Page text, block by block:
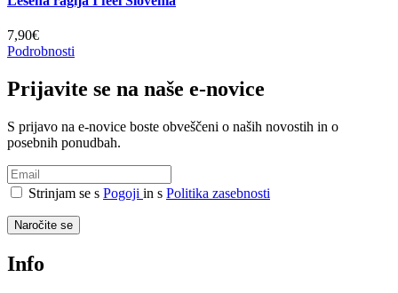
7,90€
Podrobnosti
Prijavite se na naše e-novice
S prijavo na e-novice boste obveščeni o naših novostih in o
posebnih ponudbah.
Strinjam se s Pogoji in s Politika zasebnosti
Naročite se
Info